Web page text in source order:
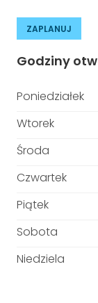
ZAPLANUJ
Godziny
Poniedziałek
Wtorek
Środa
Czwartek
Piątek
Sobota
Niedziela